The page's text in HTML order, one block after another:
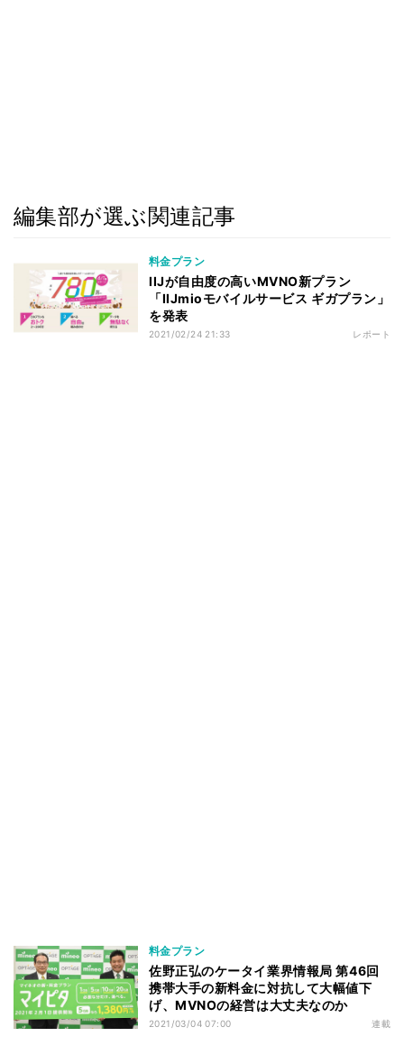
編集部が選ぶ関連記事
料金プラン
IIJが自由度の高いMVNO新プラン
「IIJmioモバイルサービス ギガプラン」
を発表
2021/02/24 21:33 レポート
料金プラン
佐野正弘のケータイ業界情報局 第46回
携帯大手の新料金に対抗して大幅値下
げ、MVNOの経営は大丈夫なのか
2021/03/04 07:00 連載